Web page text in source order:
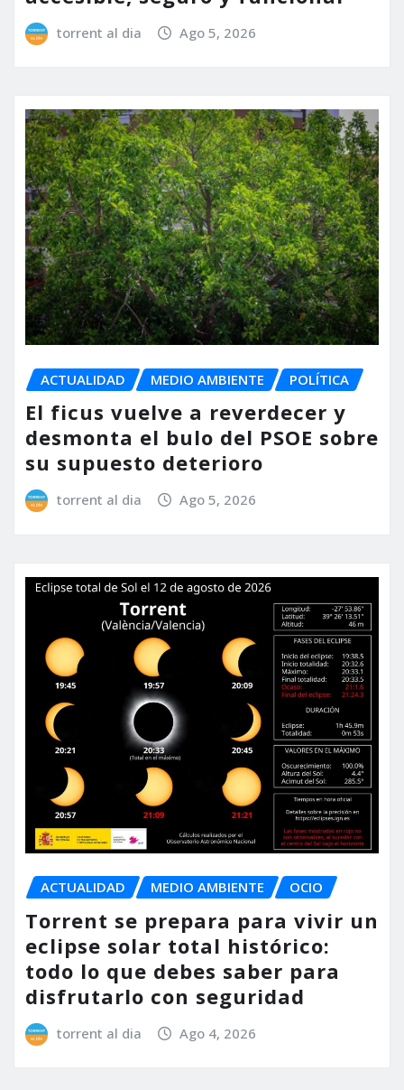
torrent al dia Ago 5, 2026
ACTUALIDAD MEDIO AMBIENTE POLÍTICA
El ficus vuelve a reverdecer y
desmonta el bulo del PSOE sobre
su supuesto deterioro
torrent al dia Ago 5, 2026
ACTUALIDAD MEDIO AMBIENTE OCIO
Torrent se prepara para vivir un
eclipse solar total histórico:
todo lo que debes saber para
disfrutarlo con seguridad
torrent al dia Ago 4, 2026